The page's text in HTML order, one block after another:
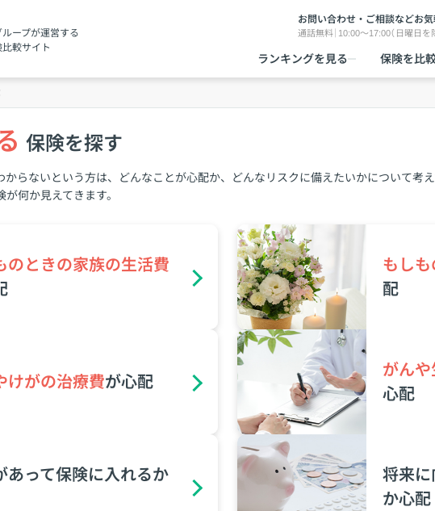
ループが運営する
較サイト
お問い合わせ・ご相談などお気
通話無料｜10:00～17:00（日曜日を
ランキングを見る 保険を比
保険を探す
らないという方は、どんなことが心配か、どんなリスクに備えたいかについて考え
何か見えてきます。
のときの家族の⽣活費
もしも
配
けがの治療費が⼼配
がん
⼼配
あって保険に⼊れるか
将来に
か⼼配